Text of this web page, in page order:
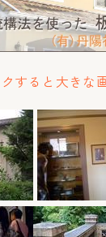
すると大きな